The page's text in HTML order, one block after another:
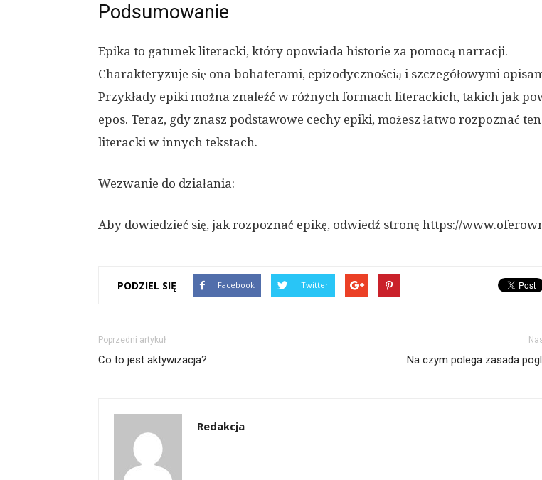
Podsumowanie
Epika to gatunek literacki, który opowiada historie za pomocą narracji.
Charakteryzuje się ona bohaterami, epizodycznością i szczegółowymi
Przykłady epiki można znaleźć w różnych formach literackich, takich jak
epos. Teraz, gdy znasz podstawowe cechy epiki, możesz łatwo rozpoznać
literacki w innych tekstach.
Wezwanie do działania:
Aby dowiedzieć się, jak rozpoznać epikę, odwiedź stronę https://
PODZIEL SIĘ Facebook Twitter
Poprzedni artykuł
Co to jest aktywizacja? Na czym polega zasada
Redakcja